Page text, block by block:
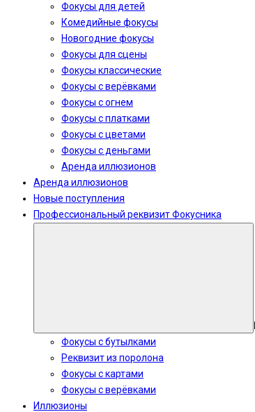
Фокусы для детей
Комедийные фокусы
Новогодние фокусы
Фокусы для сцены
Фокусы классические
Фокусы с верёвками
Фокусы с огнем
Фокусы с платками
Фокусы с цветами
Фокусы с деньгами
Аренда иллюзионов
Аренда иллюзионов
Новые поступления
Профессиональный реквизит Фокусника
Фокусы с бутылками
Реквизит из поролона
Фокусы с картами
Фокусы с верёвками
Иллюзионы